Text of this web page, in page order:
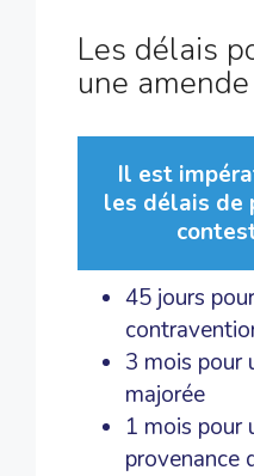
Les délais
une amende
Il est
les délais de
45 jours
3 mois pour
majorée
1 mois pour
provenance